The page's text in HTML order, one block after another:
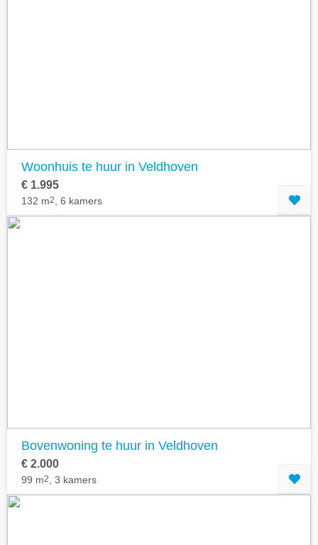
Woonhuis te huur in Veldhoven
€ 1.995
132 m2 , 6 kamers
Bovenwoning te huur in Veldhoven
€ 2.000
99 m2 , 3 kamers